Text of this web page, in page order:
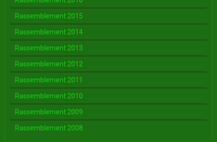
Rassemblement 2015
Rassemblement 2014
Rassemblement 2013
Rassemblement 2012
Rassemblement 2011
Rassemblement 2010
Rassemblement 2009
Rassemblement 2008